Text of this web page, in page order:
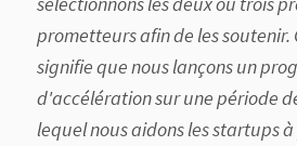
prometteurs afin de les soutenir.
signifie que nous lançons un
d'accélération sur une période
lequel nous aidons les startups